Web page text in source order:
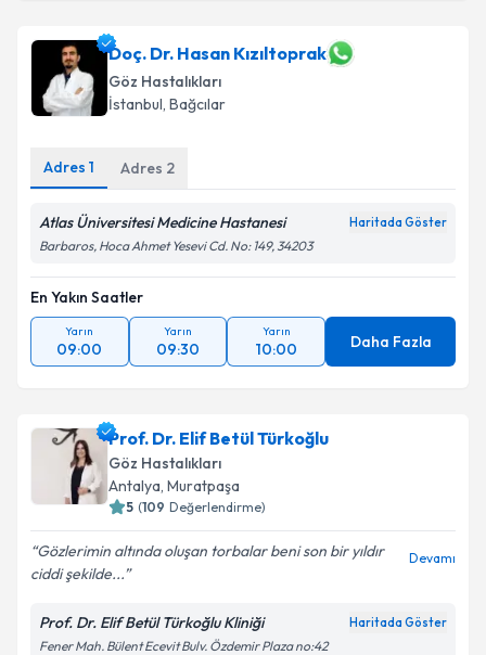
Doç. Dr. Hasan Kızıltoprak
Göz Hastalıkları
İstanbul, Bağcılar
Adres 1 Adres 2
Atlas Üniversitesi Medicine Hastanesi Haritada Göster
Barbaros, Hoca Ahmet Yesevi Cd. No: 149, 34203
En Yakın Saatler
Yarın
09:00
Yarın
09:30
Yarın
10:00 Daha Fazla
Prof. Dr. Elif Betül Türkoğlu
Göz Hastalıkları
Antalya, Muratpaşa
5 (109 Değerlendirme)
Gözlerimin altında oluşan torbalar beni son bir yıldır
ciddi şekilde...
Devamı
Prof. Dr. Elif Betül Türkoğlu Kliniği Haritada Göster
Fener Mah. Bülent Ecevit Bulv. Özdemir Plaza no:42